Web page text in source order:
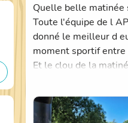
Quelle belle matinée
Toute l'équipe de l
donné le meilleur d
moment sportif entre
Et le clou de la
Un grand merci à